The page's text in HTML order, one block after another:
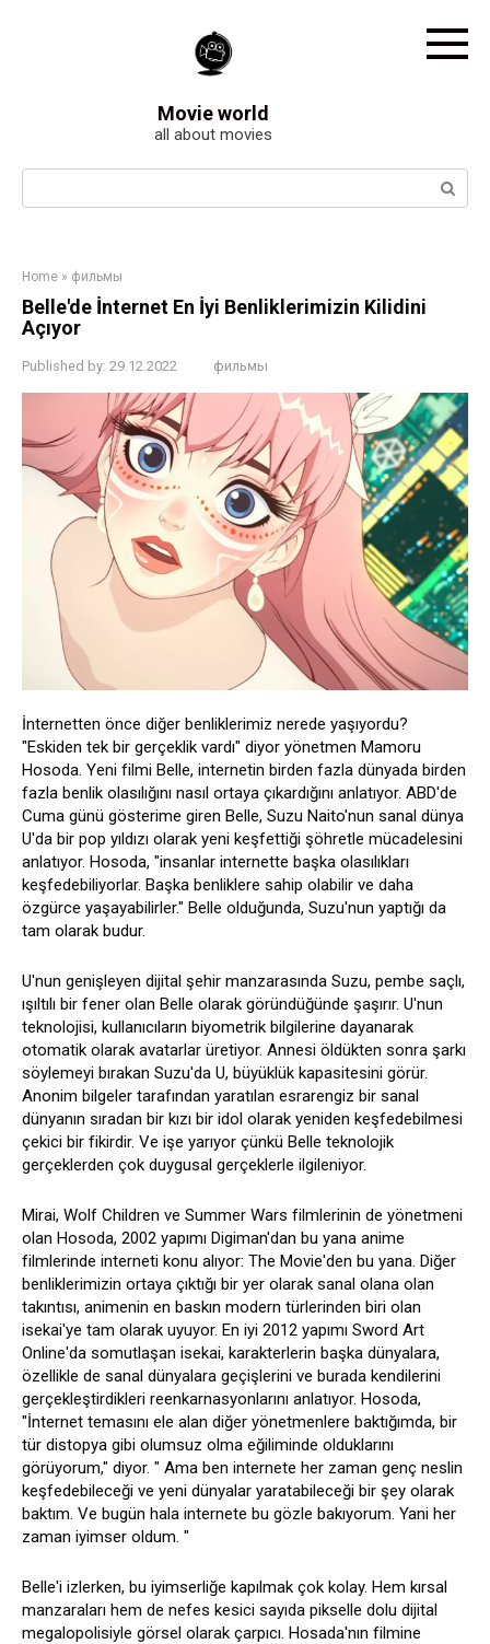
Movie world
all about movies
Search:
Home » фильмы
Belle'de İnternet En İyi Benliklerimizin Kilidini
Açıyor
Published by: 29.12.2022 фильмы
İnternetten önce diğer benliklerimiz nerede yaşıyordu?
"Eskiden tek bir gerçeklik vardı" diyor yönetmen Mamoru
Hosoda. Yeni filmi Belle, internetin birden fazla dünyada birden
fazla benlik olasılığını nasıl ortaya çıkardığını anlatıyor. ABD'de
Cuma günü gösterime giren Belle, Suzu Naito'nun sanal dünya
U'da bir pop yıldızı olarak yeni keşfettiği şöhretle mücadelesini
anlatıyor. Hosoda, "insanlar internette başka olasılıkları
keşfedebiliyorlar. Başka benliklere sahip olabilir ve daha
özgürce yaşayabilirler." Belle olduğunda, Suzu'nun yaptığı da
tam olarak budur.
U'nun genişleyen dijital şehir manzarasında Suzu, pembe saçlı,
ışıltılı bir fener olan Belle olarak göründüğünde şaşırır. U'nun
teknolojisi, kullanıcıların biyometrik bilgilerine dayanarak
otomatik olarak avatarlar üretiyor. Annesi öldükten sonra şarkı
söylemeyi bırakan Suzu'da U, büyüklük kapasitesini görür.
Anonim bilgeler tarafından yaratılan esrarengiz bir sanal
dünyanın sıradan bir kızı bir idol olarak yeniden keşfedebilmesi
çekici bir fikirdir. Ve işe yarıyor çünkü Belle teknolojik
gerçeklerden çok duygusal gerçeklerle ilgileniyor.
Mirai, Wolf Children ve Summer Wars filmlerinin de yönetmeni
olan Hosoda, 2002 yapımı Digiman'dan bu yana anime
filmlerinde interneti konu alıyor: The Movie'den bu yana. Diğer
benliklerimizin ortaya çıktığı bir yer olarak sanal olana olan
takıntısı, animenin en baskın modern türlerinden biri olan
isekai'ye tam olarak uyuyor. En iyi 2012 yapımı Sword Art
Online'da somutlaşan isekai, karakterlerin başka dünyalara,
özellikle de sanal dünyalara geçişlerini ve burada kendilerini
gerçekleştirdikleri reenkarnasyonlarını anlatıyor. Hosoda,
"İnternet temasını ele alan diğer yönetmenlere baktığımda, bir
tür distopya gibi olumsuz olma eğiliminde olduklarını
görüyorum," diyor. " Ama ben internete her zaman genç neslin
keşfedebileceği ve yeni dünyalar yaratabileceği bir şey olarak
baktım. Ve bugün hala internete bu gözle bakıyorum. Yani her
zaman iyimser oldum. "
Belle'i izlerken, bu iyimserliğe kapılmak çok kolay. Hem kırsal
manzaraları hem de nefes kesici sayıda pikselle dolu dijital
megalopolisiyle görsel olarak çarpıcı. Hosada'nın filmine